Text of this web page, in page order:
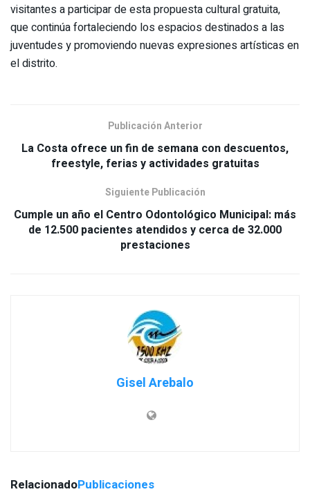
visitantes a participar de esta propuesta cultural gratuita,
que continúa fortaleciendo los espacios destinados a las
juventudes y promoviendo nuevas expresiones artísticas en
el distrito.
Publicación Anterior
La Costa ofrece un fin de semana con descuentos,
freestyle, ferias y actividades gratuitas
Siguiente Publicación
Cumple un año el Centro Odontológico Municipal: más
de 12.500 pacientes atendidos y cerca de 32.000
prestaciones
Gisel Arebalo
RelacionadoPublicaciones